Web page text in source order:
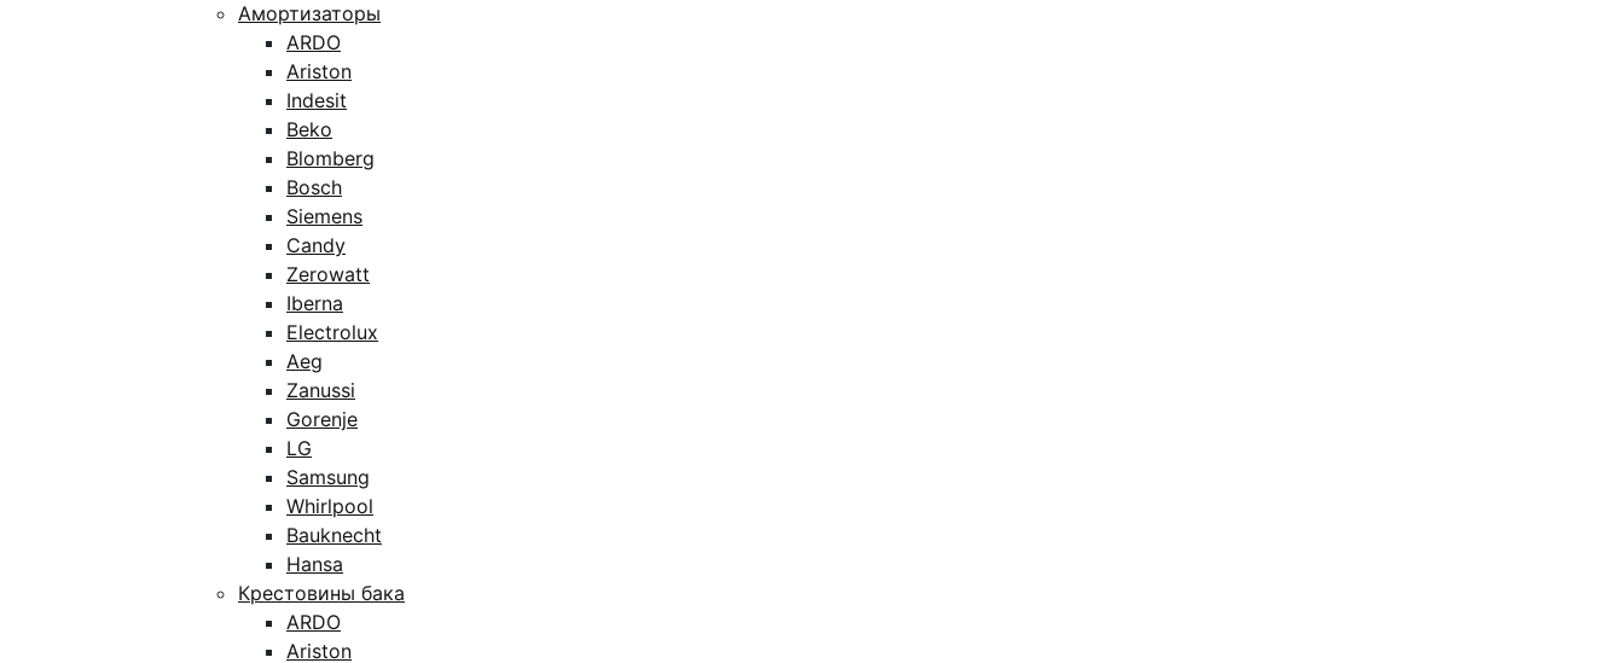
Амортизаторы
ARDO
Ariston
Indesit
Beko
Blomberg
Bosch
Siemens
Candy
Zerowatt
Iberna
Electrolux
Aeg
Zanussi
Gorenje
LG
Samsung
Whirlpool
Bauknecht
Hansa
Крестовины бака
ARDO
Ariston